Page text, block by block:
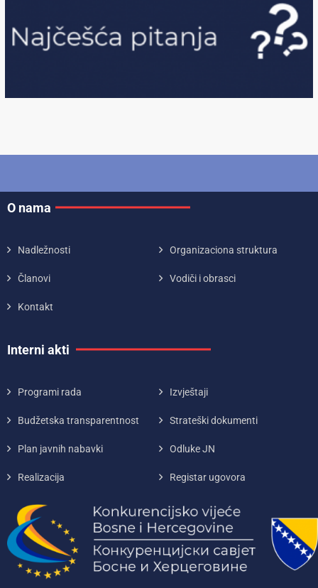
O nama
Nadležnosti Organizaciona struktura
Članovi Vodiči i obrasci
Kontakt
Interni akti
Programi rada Izvještaji
Budžetska transparentnost Strateški dokumenti
Plan javnih nabavki Odluke JN
Realizacija Registar ugovora